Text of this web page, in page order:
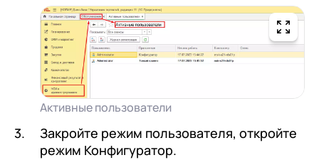
Активные пользователи
Закройте режим пользователя, откройте
режим Конфигуратор.